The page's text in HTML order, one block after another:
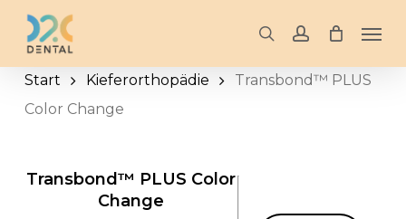
Skip
main
content
searchaccount
Start Kieferorthopädie
Transbond™ PLUS
Color Change
Transbond™ PLUS Color
Change